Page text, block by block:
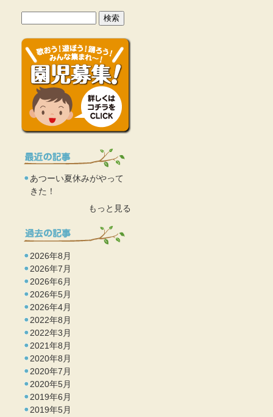
あつーい夏休みがやって
きた！
もっと見る
2026年8月
2026年7月
2026年6月
2026年5月
2026年4月
2022年8月
2022年3月
2021年8月
2020年8月
2020年7月
2020年5月
2019年6月
2019年5月